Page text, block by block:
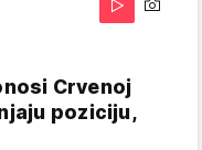
Crvenoj
poziciju,